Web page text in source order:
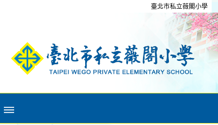
臺北市私立薇閣小學